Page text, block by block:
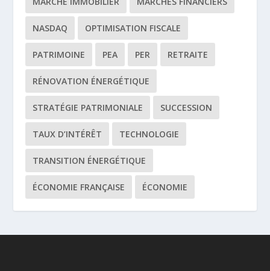
NASDAQ OPTIMISATION FISCALE
PATRIMOINE PEA PER RETRAITE
RÉNOVATION ÉNERGÉTIQUE
STRATÉGIE PATRIMONIALE SUCCESSION
TAUX D’INTÉRÊT TECHNOLOGIE
TRANSITION ÉNERGÉTIQUE
ÉCONOMIE FRANÇAISE ÉCONOMIE